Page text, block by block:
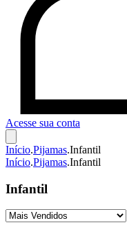
Acesse sua conta
Início.Pijamas.Infantil
Início.Pijamas.Infantil
Infantil